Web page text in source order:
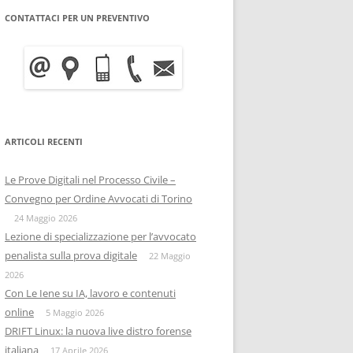
SU TELEGRAM
WRITE BLOCKER: COME
QUANTO COSTA
INFORMATICA GIURIDICA
DATA BREACH
DIGITAL FORENSICS
DISTRIBUZIONE FORENSE
BITCOIN FORENSICS E
BLOCKCHAIN
ONIF
OSINTITALIA
CONTATTACI PER UN PREVENTIVO
ARTICOLI RECENTI
Le Prove Digitali nel Processo Civile –
Convegno per Ordine Avvocati di Torino
24 Maggio 2026
Lezione di specializzazione per l’avvocato
penalista sulla prova digitale
22 Maggio
2026
Con Le Iene su IA, lavoro e contenuti
online
5 Maggio 2026
DRIFT Linux: la nuova live distro forense
italiana
17 Aprile 2026